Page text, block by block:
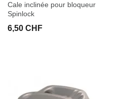
Cale inclinée pour bloqueur
Spinlock
6,50 CHF